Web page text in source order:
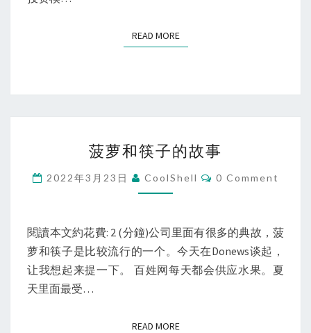
支
READ MOREREAD MORE
萝
和
筷
的
故
事
菠萝和筷子的故事
2022年3月23日 CoolShell Comments
0 Comment
閱讀本文約花費: 2 (分鐘)公司里面有很多的典故，菠
萝和筷子是比较流行的一个。今天在Donews谈起，
让我想起来提一下。 百姓网每天都会供应水果。夏
天里面最受…
READ MOREREAD MORE